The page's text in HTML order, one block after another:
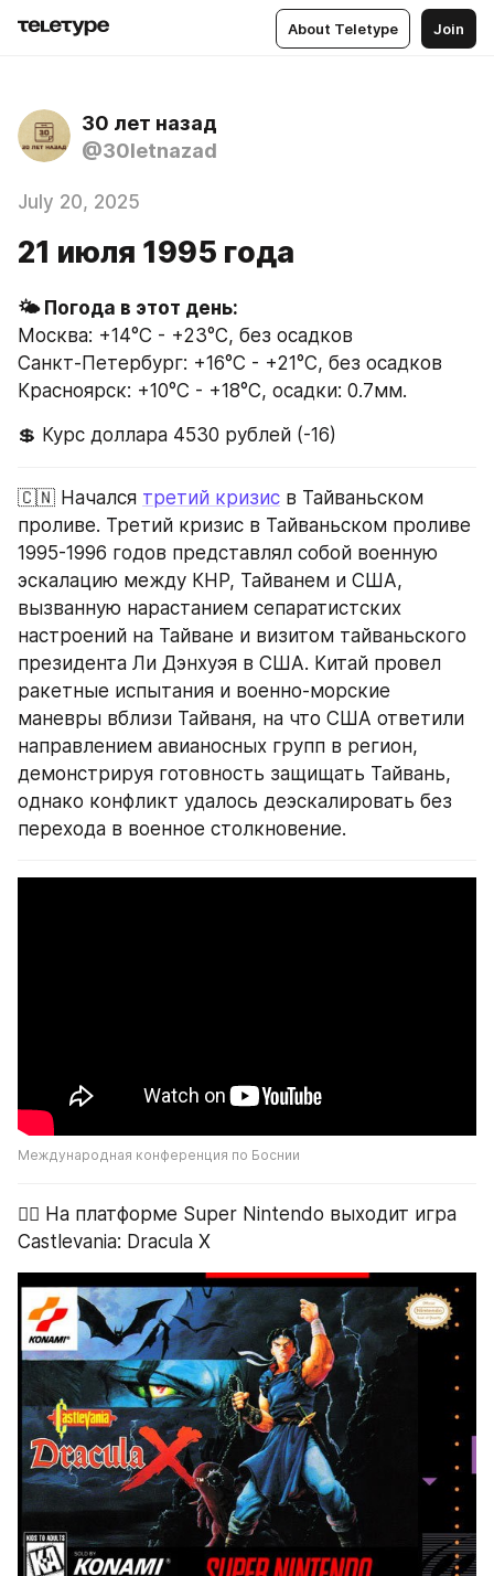
About Teletype Join
30 лет назад
@30letnazad
July 20, 2025
21 июля 1995 года
🌤 Погода в этот день:
Москва: +14°C - +23°C, без осадков
Санкт-Петербург: +16°C - +21°C, без осадков
Красноярск: +10°C - +18°C, осадки: 0.7мм.
💲 Курс доллара 4530 рублей (-16)
🇨🇳 Начался третий кризис в Тайваньском
проливе. Третий кризис в Тайваньском проливе
1995-1996 годов представлял собой военную
эскалацию между КНР, Тайванем и США,
вызванную нарастанием сепаратистских
настроений на Тайване и визитом тайваньского
президента Ли Дэнхуэя в США. Китай провел
ракетные испытания и военно-морские
маневры вблизи Тайваня, на что США ответили
направлением авианосных групп в регион,
демонстрируя готовность защищать Тайвань,
однако конфликт удалось деэскалировать без
перехода в военное столкновение.
Международная конференция по Боснии
🧛‍♂️ На платформе Super Nintendo выходит игра
Castlevania: Dracula X